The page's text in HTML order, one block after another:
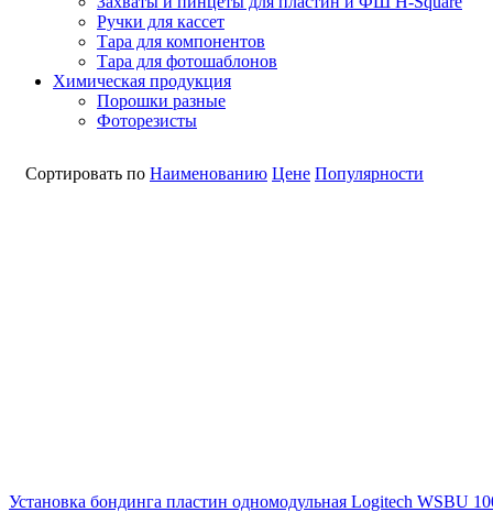
Ручки для кассет
Тара для компонентов
Тара для фотошаблонов
Химическая продукция
Порошки разные
Фоторезисты
Сортировать по Наименованию Цене Популярности
Установка бондинга пластин одномодульная Logitech WSBU